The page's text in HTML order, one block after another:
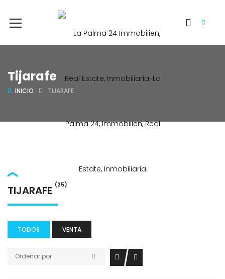
Tijarafe
INICIO TIJARAFE
TIJARAFE (25)
TODOS VENTA
Ordenar por